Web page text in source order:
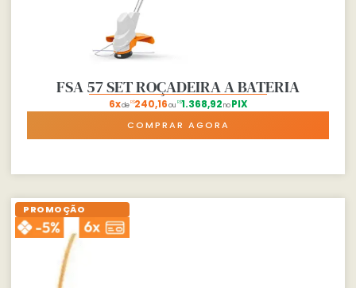
FSA 57 SET ROÇADEIRA A BATERIA
6xdeR$240,16ou R$1.368,92no PIX
COMPRAR AGORA
PROMOÇÃO